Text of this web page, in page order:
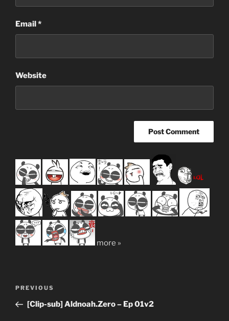
Email *
Website
more »
Previous
Post
PREVIOUS
[Clip-sub] Aldnoah.Zero – Ep 01v2